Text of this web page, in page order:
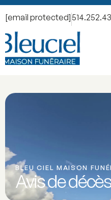
[email protected]
BLEU CIEL MAISON
Avis de